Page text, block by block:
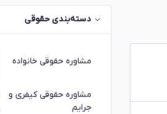
دسته‌بندی حقوقی
مشاوره حقوقی خانواده
مشاوره حقوقی کیفری و
جرایم